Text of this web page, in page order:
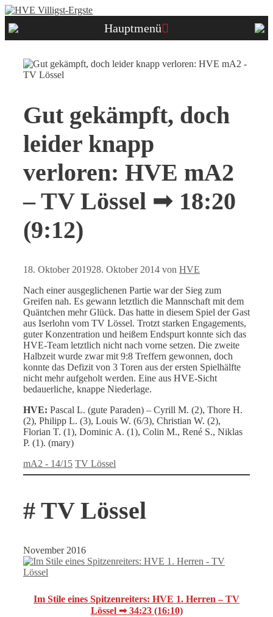
Zum
springen
Hauptmenü
Gut gekämpft, doch
leider knapp
verloren: HVE mA2
– TV Lössel ➟ 18:20
(9:12)
18. Oktober 201928. Oktober 2014 von HVE
Nach einer ausgeglichenen Partie war der Sieg zum
Greifen nah. Es gewann letztlich die Mannschaft mit dem
Quäntchen mehr Glück. Das hatte in diesem Spiel der Gast
aus Iserlohn vom TV Lössel. Trotzt starken Engagements,
guter Konzentration und heißem Endspurt konnte sich das
HVE-Team letztlich nicht nach vorne setzen. Die zweite
Halbzeit wurde zwar mit 9:8 Treffern gewonnen, doch
konnte das Defizit von 3 Toren aus der ersten Spielhälfte
nicht mehr aufgeholt werden. Eine aus HVE-Sicht
bedauerliche, knappe Niederlage.
HVE: Pascal L. (gute Paraden) – Cyrill M. (2), Thore H.
(2), Philipp L. (3), Louis W. (6/3), Christian W. (2),
Florian T. (1), Dominic A. (1), Colin M., René S., Niklas
P. (1). (mary)
Kategorien
mA2 - 14/15 Schlagwörter
TV Lössel
# TV Lössel
November 2016
Im Stile eines Spitzenreiters: HVE 1. Herren – TV
Lössel ➟ 34:23 (16:10)